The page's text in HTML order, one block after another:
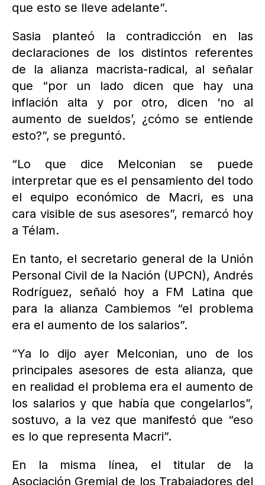
que esto se lleve adelante”.
Sasia planteó la contradicción en las
declaraciones de los distintos referentes
de la alianza macrista-radical, al señalar
que “por un lado dicen que hay una
inflación alta y por otro, dicen ‘no al
aumento de sueldos’, ¿cómo se entiende
esto?”, se preguntó.
“Lo que dice Melconian se puede
interpretar que es el pensamiento del todo
el equipo económico de Macri, es una
cara visible de sus asesores”, remarcó hoy
a Télam.
En tanto, el secretario general de la Unión
Personal Civil de la Nación (UPCN), Andrés
Rodríguez, señaló hoy a FM Latina que
para la alianza Cambiemos “el problema
era el aumento de los salarios”.
“Ya lo dijo ayer Melconian, uno de los
principales asesores de esta alianza, que
en realidad el problema era el aumento de
los salarios y que había que congelarlos”,
sostuvo, a la vez que manifestó que “eso
es lo que representa Macri”.
En la misma línea, el titular de la
Asociación Gremial de los Trabajadores del